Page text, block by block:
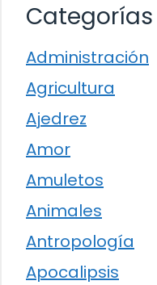
Categorías
Administración
Agricultura
Ajedrez
Amor
Amuletos
Animales
Antropología
Apocalipsis